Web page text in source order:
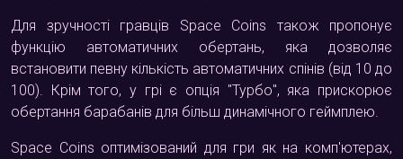
Для зручності гравців Space Coins також пропонує
функцію автоматичних обертань, яка дозволяє
встановити певну кількість автоматичних спінів (від 10 до
100). Крім того, у грі є опція "Турбо", яка прискорює
обертання барабанів для більш динамічного геймплею.
Space Coins оптимізований для гри як на комп'ютерах,